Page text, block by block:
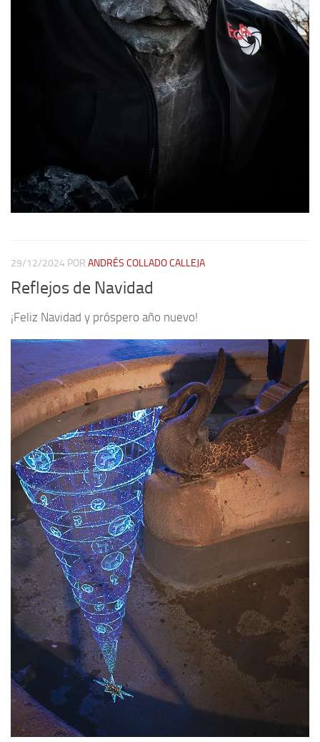
29/12/2024 POR ANDRÉS COLLADO CALLEJA
Reflejos de Navidad
¡Feliz Navidad y próspero año nuevo!